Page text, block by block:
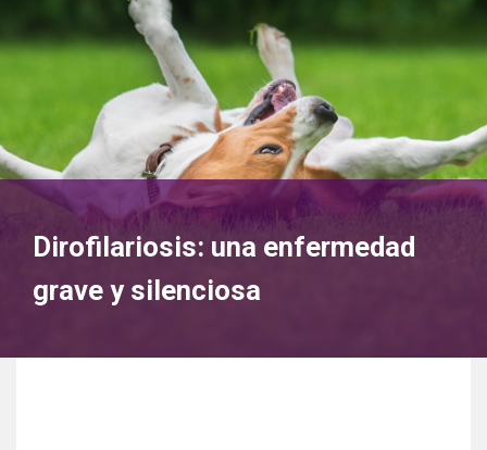
Dirofilariosis: una enfermedad
grave y silenciosa